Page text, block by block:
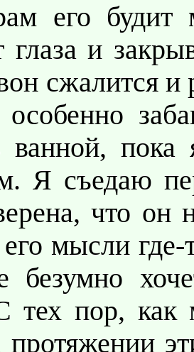
его будит
глаза и
сжалится
ванной,
Я съедаю
что он
его мысли
безумно
тех пор, как
протяжении